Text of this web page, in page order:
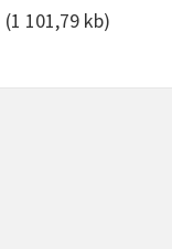
(1 101,79 kb)